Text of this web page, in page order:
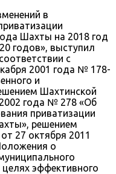
в
Шахты на 2018 год
годов», выступил
с
2001 года № 178-
и
Шахтинской
года № 278 «Об
приватизации
решением
27 октября 2011
о
эффективного